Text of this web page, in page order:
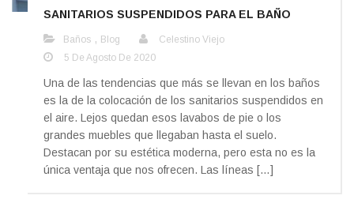
SANITARIOS SUSPENDIDOS PARA EL BAÑO
Baños , Blog
Celestino Viejo
5 De Agosto De 2020
Una de las tendencias que más se llevan en los baños
es la de la colocación de los sanitarios suspendidos en
el aire. Lejos quedan esos lavabos de pie o los
grandes muebles que llegaban hasta el suelo.
Destacan por su estética moderna, pero esta no es la
única ventaja que nos ofrecen. Las líneas […]